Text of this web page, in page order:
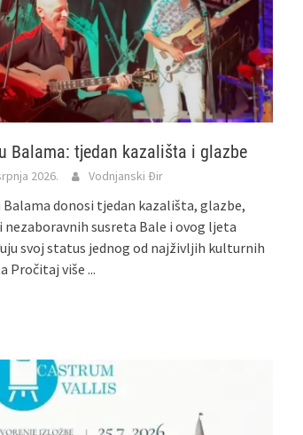
Balama: tjedan kazališta i glazbe
2026. Vodnjanski Đir
Balama donosi tjedan kazališta, glazbe,
nezaboravnih susreta Bale i ovog ljeta
svoj status jednog od najživljih kulturnih
Pročitaj više ...